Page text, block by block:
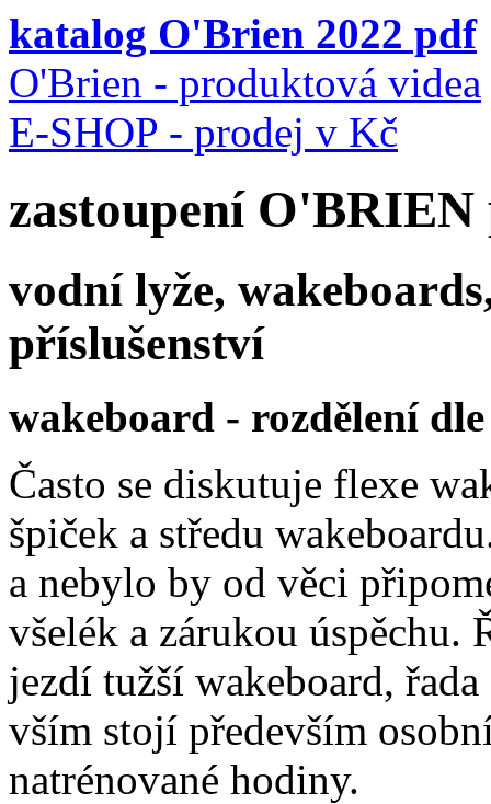
katalog O'Brien 2022 pdf
O'Brien - produktová videa
E-SHOP - prodej v Kč
zastoupení
vodní lyže,
příslušenství
wakeboard - rozdělení
Často se diskutuje flexe
špiček a středu
a nebylo by od věci
všelék a zárukou úspěchu.
jezdí tužší wakeboard,
vším stojí především
natrénované hodiny.